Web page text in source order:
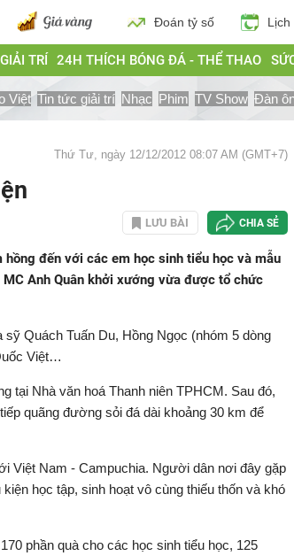
Đoán tỷ số Lịch
GIẢI TRÍ 24H THÍCH BÓNG ĐÁ - THỂ THAO
Việt Tin tức giải trí Nhạc Phim TV Show Đàn
Thứ Tư, ngày 12/12/2012 08:07 AM (GMT+7)
LƯU BÀI CHIA SẺ
đến với các em học sinh tiểu học và mẫu
Anh Quân khởi xướng vừa được tổ chức
Quách Tuấn Du, Hồng Ngọc (nhóm 5 dòng
Việt…
tại Nhà văn hoá Thanh niên TPHCM. Sau đó,
quãng đường sỏi đá dài khoảng 30 km để
Việt Nam - Campuchia. Người dân nơi đây gặp
học tập, sinh hoạt vô cùng thiếu thốn và khó
phần quà cho các học sinh tiểu học, 125